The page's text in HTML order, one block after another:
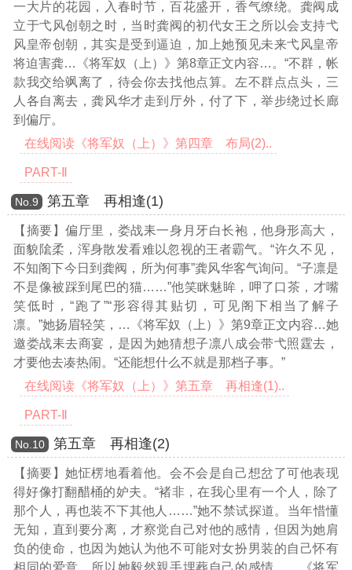
一大片的花园，入春时节，百花盛开，香气缭绕。龚阀成
立于弋风创朝之时，当时龚阀的初代女王之所以会支持弋
风皇帝创朝，其实是受到逼迫，加上她预见未来弋风皇帝
将迫害龚…《将军奴（上）》第8章正文内容… 。“不群，帐
款我交给飒离了，待会你去找他点算。左不群点点头，三
人各自离去，龚风华才走到厅外，付了下，举步绕过长廊
到偏厅。
在线阅读《将军奴（上）》第四章 布局(2)..
PART-Ⅱ
Νο.9 第五章 再相逢(1)
【摘要】偏厅里，娄战耒一身月牙白长袍，他身形高大，
面貌隂柔，浑身散发看难以忽视的王者霸气。“许久不见，
不知阁下今日到龚阀，所为何事”龚风华客气询问。“子凛是
不是像被踩到尾巴的猫……”他笑眯魅眸，呷了口茶，才嘴
笑低时，“跑了”“形容得其贴切，可见阁下相当了解子
凛。”她扬眉轻笑， …《将军奴（上）》第9章正文内容…她
邀娄战耒去商宴，是因为她猜想子凛八成会带弋照霆去，
才要他去凑热闹。“还能想什么不就是那档子事。”
在线阅读《将军奴（上）》第五章 再相逢(1)..
PART-Ⅱ
Νο.10 第五章 再相逢(2)
【摘要】她怔楞地看着他。会不会是自己想岔了可他表现
得好像打翻醋桶的妒夫。“褚非，在我心里有一个人，除了
那个人，再也装不下其他人……”她不禁试探道。当年惜懂
无知，直到要分离，才察觉自己对他的感情，但因为她肩
负的使命，也因为她认为他不可能对女扮男装的自己怀有
相同的爱意，所以她毅然親手埋葬自己的感情。
…《将军